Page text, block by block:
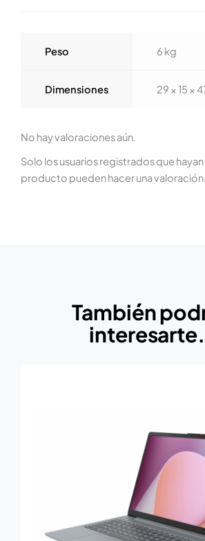
Peso 6 kg
Dimensiones 29 × 15 ×
No hay valoraciones aún.
Solo los usuarios registrados que
producto pueden hacer una valoración.
También